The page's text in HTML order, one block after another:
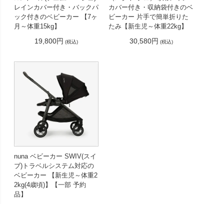
レインカバー付き・バックパ
ック付きのベビーカー 【7ヶ
月～体重15kg】
19,800円 (税込)
カバー付き・収納袋付きのベ
ビーカー 片手で簡単折りた
たみ【新生児～体重22kg】
30,580円 (税込)
nuna ベビーカー SWIV(スイ
ブ)トラベルシステム対応の
ベビーカー 【新生児～体重2
2kg(4歳頃)】【一部 予約
品】